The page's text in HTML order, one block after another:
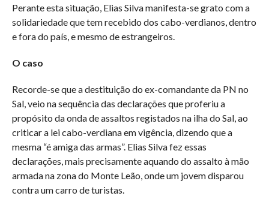
Perante esta situação, Elias Silva manifesta-se grato com a
solidariedade que tem recebido dos cabo-verdianos, dentro
e fora do país, e mesmo de estrangeiros.
O caso
Recorde-se que a destituição do ex-comandante da PN no
Sal, veio na sequência das declarações que proferiu a
propósito da onda de assaltos registados na ilha do Sal, ao
criticar a lei cabo-verdiana em vigência, dizendo que a
mesma “é amiga das armas”. Elias Silva fez essas
declarações, mais precisamente aquando do assalto à mão
armada na zona do Monte Leão, onde um jovem disparou
contra um carro de turistas.